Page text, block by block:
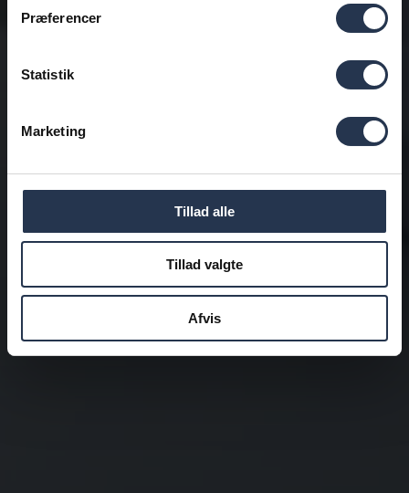
Præferencer
Statistik
Marketing
Tillad alle
Tillad valgte
Afvis